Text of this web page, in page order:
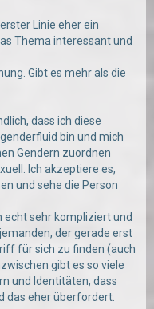
Linie eher ein
Thema interessant und
Gibt es mehr als die
dass ich diese
bin und mich
Gendern zuordnen
Ich akzeptiere es,
und sehe die Person
echt sehr kompliziert und
der gerade erst
für sich zu finden (auch
gibt es so viele
und Identitäten, dass
das eher überfordert.